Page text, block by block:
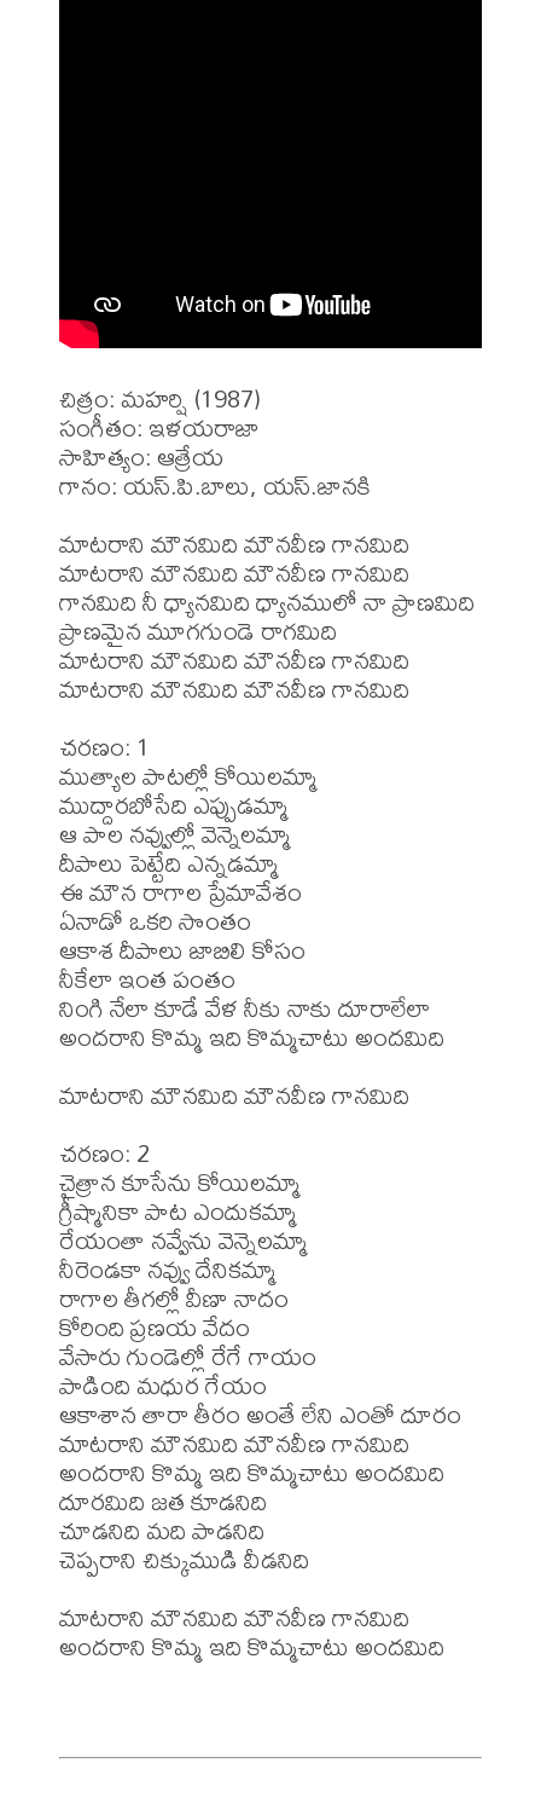
చిత్రం: మహర్షి (1987)
సంగీతం: ఇళయరాజా
సాహిత్యం: ఆత్రేయ
గానం: యస్.పి.బాలు, యస్.జానకి
మాటరాని మౌనమిది మౌనవీణ గానమిది
మాటరాని మౌనమిది మౌనవీణ గానమిది
గానమిది నీ ధ్యానమిది ధ్యానములో నా ప్రాణమిది
ప్రాణమైన మూగగుండె రాగమిది
మాటరాని మౌనమిది మౌనవీణ గానమిది
మాటరాని మౌనమిది మౌనవీణ గానమిది
చరణం: 1
ముత్యాల పాటల్లో కోయిలమ్మా
ముద్దారబోసేది ఎప్పుడమ్మా
ఆ పాల నవ్వుల్లో వెన్నెలమ్మా
దీపాలు పెట్టేది ఎన్నడమ్మా
ఈ మౌన రాగాల ప్రేమావేశం
ఏనాడో ఒకరి సొంతం
ఆకాశ దీపాలు జాబిలి కోసం
నీకేలా ఇంత పంతం
నింగి నేలా కూడే వేళ నీకు నాకు దూరాలేలా
అందరాని కొమ్మ ఇది కొమ్మచాటు అందమిది
మాటరాని మౌనమిది మౌనవీణ గానమిది
చరణం: 2
చైత్రాన కూసేను కోయిలమ్మా
గ్రీష్మానికా పాట ఎందుకమ్మా
రేయంతా నవ్వేను వెన్నెలమ్మా
నీరెండకా నవ్వు దేనికమ్మా
రాగాల తీగల్లో వీణా నాదం
కోరింది ప్రణయ వేదం
వేసారు గుండెల్లో రేగే గాయం
పాడింది మధుర గేయం
ఆకాశాన తారా తీరం అంతే లేని ఎంతో దూరం
మాటరాని మౌనమిది మౌనవీణ గానమిది
అందరాని కొమ్మ ఇది కొమ్మచాటు అందమిది
దూరమిది జత కూడనిది
చూడనిది మది పాడనిది
చెప్పరాని చిక్కుముడి వీడనిది
మాటరాని మౌనమిది మౌనవీణ గానమిది
అందరాని కొమ్మ ఇది కొమ్మచాటు అందమిది